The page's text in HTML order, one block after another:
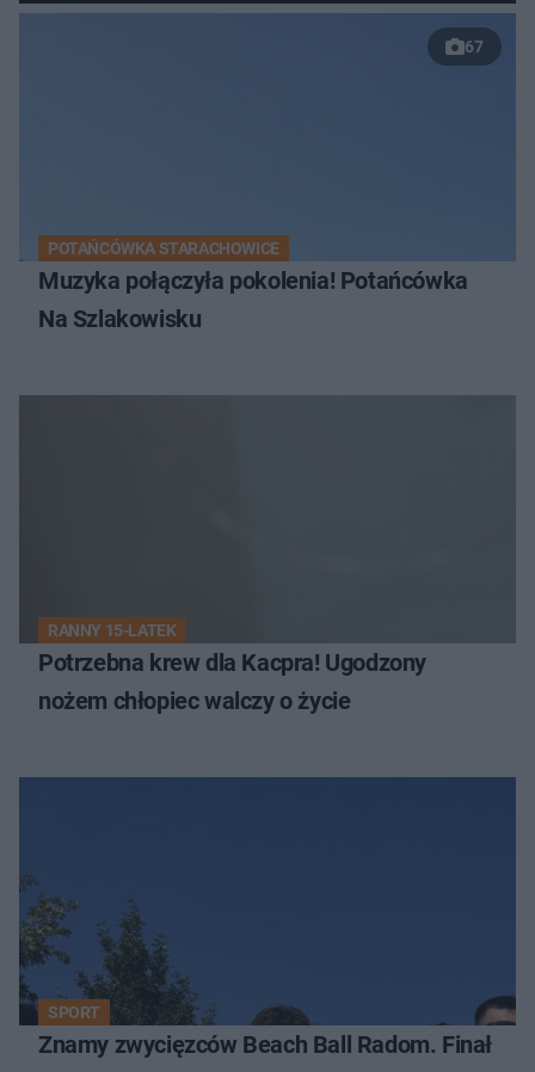
67
POTAŃCÓWKA STARACHOWICE
Muzyka połączyła pokolenia! Potańcówka
Na Szlakowisku
RANNY 15-LATEK
Potrzebna krew dla Kacpra! Ugodzony
nożem chłopiec walczy o życie
SPORT
Znamy zwycięzców Beach Ball Radom. Finał